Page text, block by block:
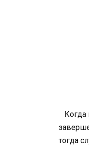
Когда
тогда